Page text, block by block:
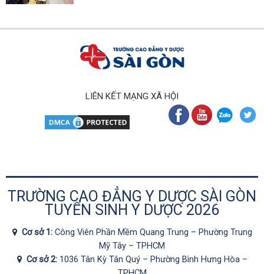
LIÊN KẾT MẠNG XÃ HỘI
TRƯỜNG CAO ĐẲNG Y DƯỢC SÀI GÒN
TUYỂN SINH Y DƯỢC 2026
Cơ sở 1: Công Viên Phần Mềm Quang Trung – Phường Trung
Mỹ Tây – TPHCM
Cơ sở 2: 1036 Tân Kỳ Tân Quý – Phường Bình Hưng Hòa –